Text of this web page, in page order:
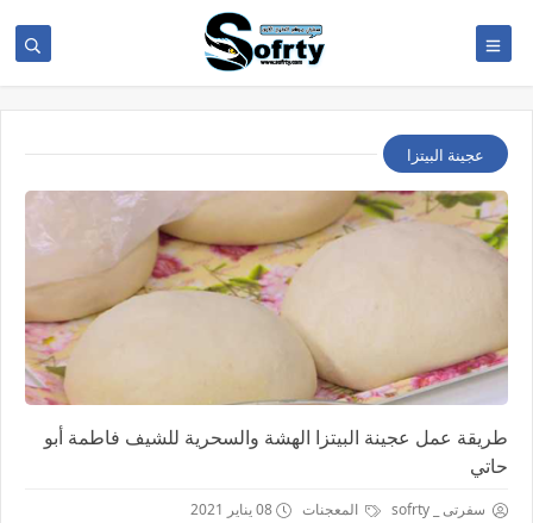
عجينة البيتزا
طريقة عمل عجينة البيتزا الهشة والسحرية للشيف فاطمة أبو
حاتي
سفرتى _ sofrty المعجنات
08 يناير 2021